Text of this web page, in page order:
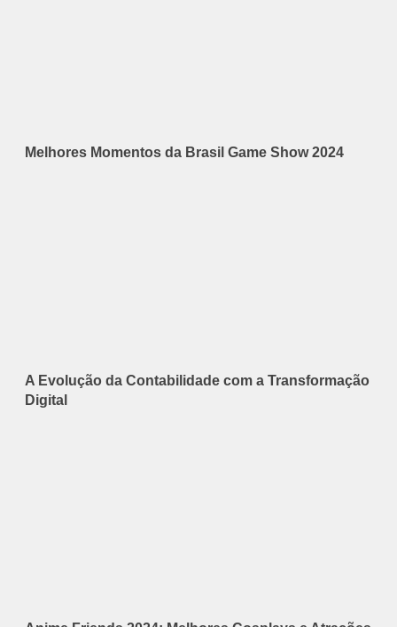
Melhores Momentos da Brasil Game Show 2024
A Evolução da Contabilidade com a Transformação
Digital